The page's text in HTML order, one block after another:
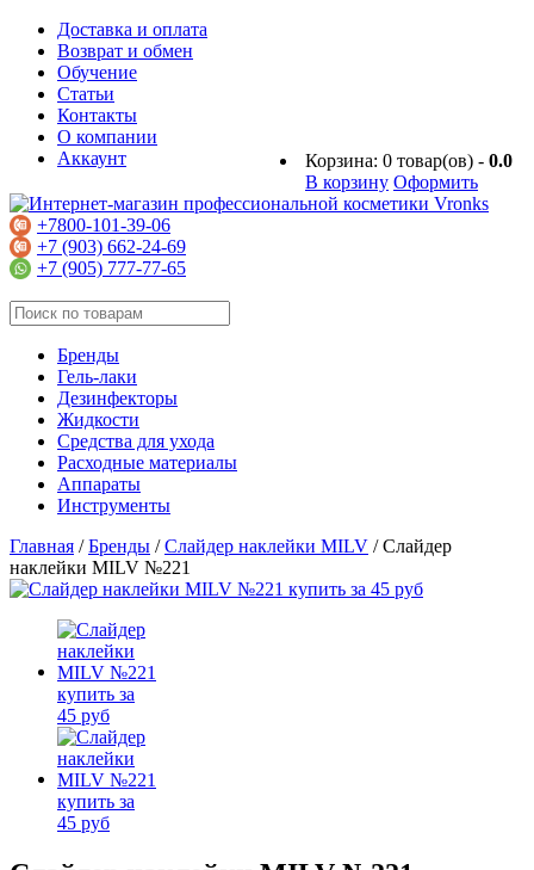
Доставка и оплата
Возврат и обмен
Обучение
Статьи
Контакты
О компании
Корзина: 0 товар(ов) - 0.0
В корзину Оформить
Аккаунт
+7800-101-39-06
+7 (903) 662-24-69
+7 (905) 777-77-65
Бренды
Гель-лаки
Дезинфекторы
Жидкости
Средства для ухода
Расходные материалы
Аппараты
Инструменты
Главная /Бренды /Слайдер наклейки MILV /Слайдер
наклейки MILV №221